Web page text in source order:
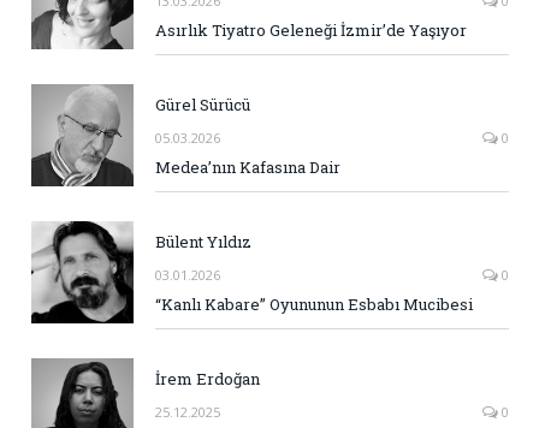
Asırlık Tiyatro Geleneği İzmir’de Yaşıyor
Gürel Sürücü
05.03.2026 0
Medea’nın Kafasına Dair
Bülent Yıldız
03.01.2026 0
“Kanlı Kabare” Oyununun Esbabı Mucibesi
İrem Erdoğan
25.12.2025 0